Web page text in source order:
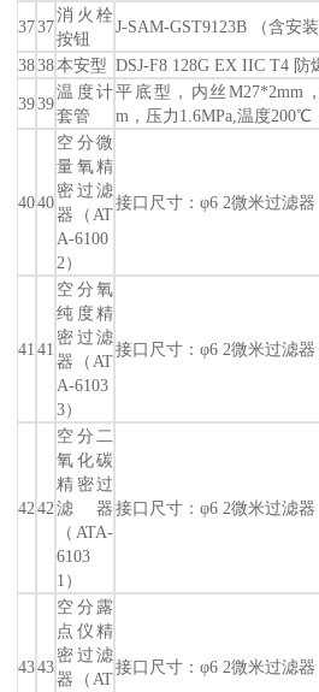
3737
消火栓
按钮
J-SAM-GST9123B （含安装
3838本安型 DSJ-F8 128G EX IIC T4
3939
温度计
套管
平底型，内丝M27*2mm
m，压力1.6MPa,温度200℃
4040
空分微
量氧精
密过滤
器（AT
A-6100
2）
接口尺寸：φ6 2微米过滤器
41 41
空分氧
纯度精
密过滤
器（AT
A-6103
3）
接口尺寸：φ6 2微米过滤
4242
空分二
氧化碳
精密过
滤器
（ATA-
6103
1）
接口尺寸：φ6 2微米过滤器
4343
空分露
点仪精
密过滤
器（AT
接口尺寸：φ6 2微米过滤器